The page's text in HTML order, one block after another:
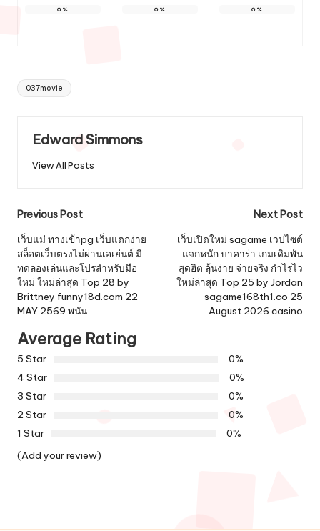
0% 0% 0%
Tags:
037movie
Edward Simmons
View All Posts
Post
navigation
Previous Post
เว็บแม่ ทางเข้าpg เว็บแตกง่าย
สล็อตเว็บตรงไม่ผ่านเอเย่นต์ มี
ทดลองเล่นและโปรสำหรับมือ
ใหม่ ใหม่ล่าสุด Top 28 by
Brittney funny18d.com 22
MAY 2569 พนัน
Next Post
เว็บเปิดใหม่ sagame เวปไซต์
แจกหนัก บาคาร่า เกมเดิมพัน
สุดฮิต ลุ้นง่าย จ่ายจริง กำไรไว
ใหม่ล่าสุด Top 25 by Jordan
sagame168th1.co 25
August 2026 casino
Average Rating
5 Star
0%
4 Star
0%
3 Star
0%
2 Star
0%
1 Star
0%
(Add your review)